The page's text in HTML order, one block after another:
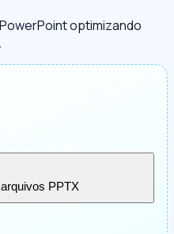
optimizando
PPTX